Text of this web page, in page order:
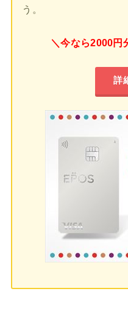
う。
＼今なら2000円
詳